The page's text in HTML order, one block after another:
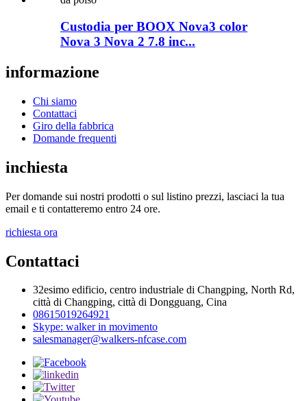
Custodia per BOOX Nova3 color
Nova 3 Nova 2 7.8 inc...
informazione
Chi siamo
Contattaci
Giro della fabbrica
Domande frequenti
inchiesta
Per domande sui nostri prodotti o sul listino prezzi, lasciaci la tua
email e ti contatteremo entro 24 ore.
richiesta ora
Contattaci
32esimo edificio, centro industriale di Changping, North Rd,
città di Changping, città di Dongguang, Cina
08615019264921
Skype: walker in movimento
salesmanager@walkers-nfcase.com